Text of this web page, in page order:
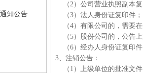
知公告
（2）公司营业执照副本
（3）法人身份证复印件
（4）有限公司的，需要
（5）股份公司的，公告
（6）经办人身份证复印
3、注销公告：
（1）上级单位的批准文